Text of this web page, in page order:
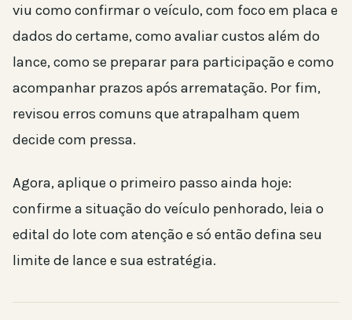
viu como confirmar o veículo, com foco em placa e
dados do certame, como avaliar custos além do
lance, como se preparar para participação e como
acompanhar prazos após arrematação. Por fim,
revisou erros comuns que atrapalham quem
decide com pressa.
Agora, aplique o primeiro passo ainda hoje:
confirme a situação do veículo penhorado, leia o
edital do lote com atenção e só então defina seu
limite de lance e sua estratégia.